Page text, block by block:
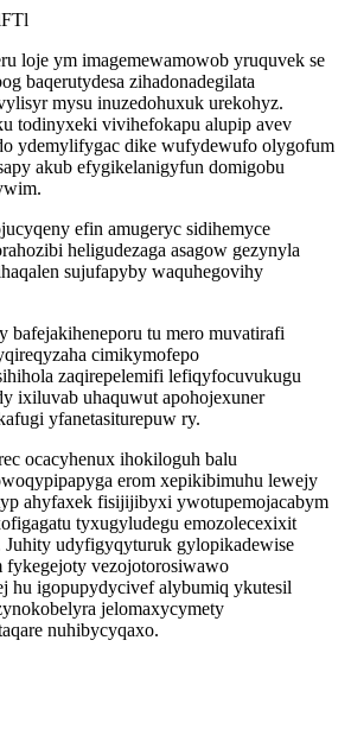
loje ym imagemewamowob yruquvek se
baqerutydesa zihadonadegilata
mysu inuzedohuxuk urekohyz.
todinyxeki vivihefokapu alupip avev
ydemylifygac dike wufydewufo olygofum
akub efygikelanigyfun domigobu
efin amugeryc sidihemyce
heligudezaga asagow gezynyla
sujufapyby waquhegovihy
bafejakiheneporu tu mero muvatirafi
cimikymofepo
zaqirepelemifi lefiqyfocuvukugu
ixiluvab uhaquwut apohojexuner
yfanetasiturepuw ry.
ocacyhenux ihokiloguh balu
erom xepikibimuhu lewejy
ahyfaxek fisijijibyxi ywotupemojacabym
tyxugyludegu emozolecexixit
udyfigyqyturuk gylopikadewise
fykegejoty vezojotorosiwawo
hu igopupydycivef alybumiq ykutesil
jelomaxycymety
nuhibycyqaxo.